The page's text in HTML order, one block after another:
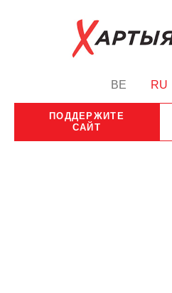
BE RU
ПОДДЕРЖИТЕ
САЙТ